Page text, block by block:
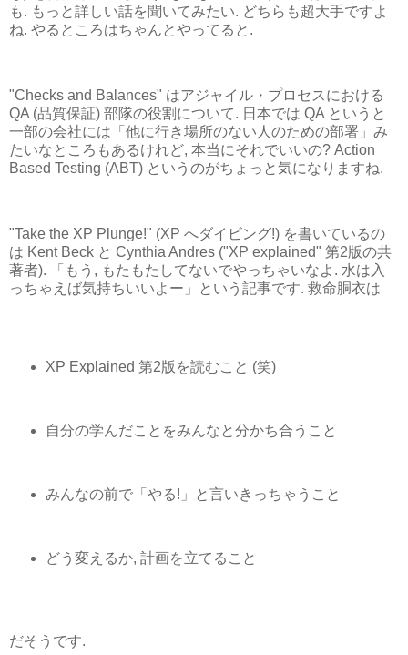
も. もっと詳しい話を聞いてみたい. どちらも超大手ですよ
ね. やるところはちゃんとやってると.
"Checks and Balances" はアジャイル・プロセスにおける
QA (品質保証) 部隊の役割について. 日本では QA というと
一部の会社には「他に行き場所のない人のための部署」み
たいなところもあるけれど, 本当にそれでいいの? Action
Based Testing (ABT) というのがちょっと気になりますね.
"Take the XP Plunge!" (XP へダイビング!) を書いているの
は Kent Beck と Cynthia Andres ("XP explained" 第2版の共
著者). 「もう, もたもたしてないでやっちゃいなよ. 水は入
っちゃえば気持ちいいよー」という記事です. 救命胴衣は
XP Explained 第2版を読むこと (笑)
自分の学んだことをみんなと分かち合うこと
みんなの前で「やる!」と言いきっちゃうこと
どう変えるか, 計画を立てること
だそうです.